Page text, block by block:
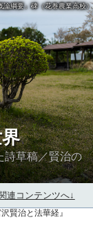
論綱要」碑（花巻農業高校）
詩草稿／賢治の
連コンテンツへ↓
賢治と法華経』